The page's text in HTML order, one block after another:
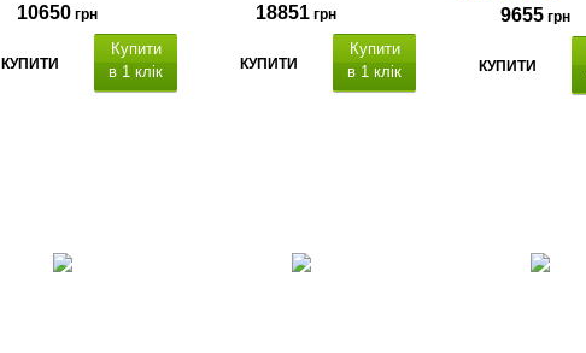
10650 грн
КУПИТИ
Купити
в 1 клік
18851 грн
КУПИТИ
Купити
в 1 клік
9655 грн
КУПИТИ